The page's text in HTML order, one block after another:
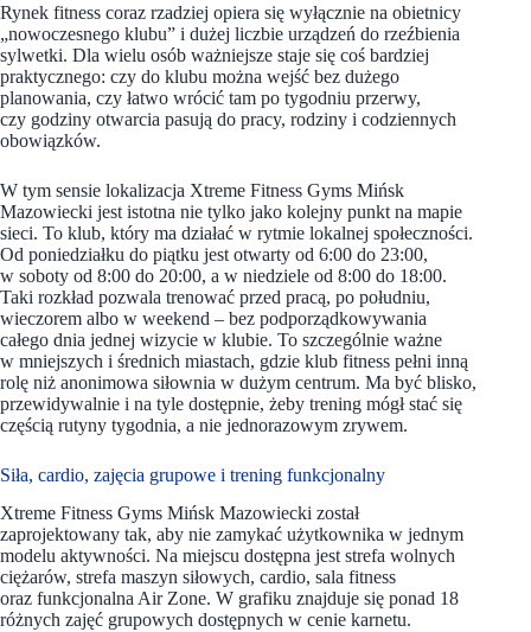
Rynek fitness coraz rzadziej opiera się wyłącznie na obietnicy
„nowoczesnego klubu” i dużej liczbie urządzeń do rzeźbienia
sylwetki. Dla wielu osób ważniejsze staje się coś bardziej
praktycznego: czy do klubu można wejść bez dużego
planowania, czy łatwo wrócić tam po tygodniu przerwy,
czy godziny otwarcia pasują do pracy, rodziny i codziennych
obowiązków.
W tym sensie lokalizacja Xtreme Fitness Gyms Mińsk
Mazowiecki jest istotna nie tylko jako kolejny punkt na mapie
sieci. To klub, który ma działać w rytmie lokalnej społeczności.
Od poniedziałku do piątku jest otwarty od 6:00 do 23:00,
w soboty od 8:00 do 20:00, a w niedziele od 8:00 do 18:00.
Taki rozkład pozwala trenować przed pracą, po południu,
wieczorem albo w weekend – bez podporządkowywania
całego dnia jednej wizycie w klubie. To szczególnie ważne
w mniejszych i średnich miastach, gdzie klub fitness pełni inną
rolę niż anonimowa siłownia w dużym centrum. Ma być blisko,
przewidywalnie i na tyle dostępnie, żeby trening mógł stać się
częścią rutyny tygodnia, a nie jednorazowym zrywem.
Siła, cardio, zajęcia grupowe i trening funkcjonalny
Xtreme Fitness Gyms Mińsk Mazowiecki został
zaprojektowany tak, aby nie zamykać użytkownika w jednym
modelu aktywności. Na miejscu dostępna jest strefa wolnych
ciężarów, strefa maszyn siłowych, cardio, sala fitness
oraz funkcjonalna Air Zone. W grafiku znajduje się ponad 18
różnych zajęć grupowych dostępnych w cenie karnetu.